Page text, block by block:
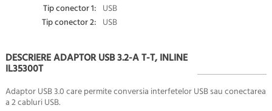
Tip conector 1: USB
Tip conector 2: USB
DESCRIERE ADAPTOR USB 3.2-A T-T, INLINE
IL35300T
Adaptor USB 3.0 care permite conversia interfetelor USB sau conectarea
a 2 cabluri USB.